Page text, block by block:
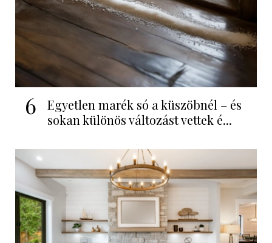
6
Egyetlen marék só a küszöbnél – és
sokan különös változást vettek é...